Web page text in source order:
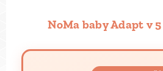
NoMa baby Adapt v